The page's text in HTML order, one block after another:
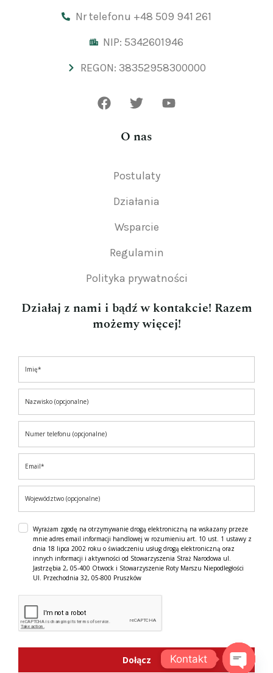
Nr telefonu +48 509 941 261
NIP: 5342601946
REGON: 38352958300000
O nas
Postulaty
Działania
Wsparcie
Regulamin
Polityka prywatności
Działaj z nami i bądź w kontakcie! Razem
możemy więcej!
Wyrażam zgodę na otrzymywanie drogą elektroniczną na wskazany przeze
mnie adres email informacji handlowej w rozumieniu art. 10 ust. 1 ustawy z
dnia 18 lipca 2002 roku o świadczeniu usług drogą elektroniczną oraz
innych informacji i aktywności od Stowarzyszenia Straż Narodowa ul.
Jastrzębia 2, 05-400 Otwock i Stowarzyszenie Roty Marszu Niepodległości
Ul. Przechodnia 32, 05-800 Pruszków
Dołącz Kontakt